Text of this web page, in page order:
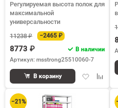
Регулируемая высота полок для
максимальной
универсальности
11238 ₽
−2465 ₽
8773 ₽
В наличии
Артикул: msstrong25510060-7
Добавить
В корзину
−21%